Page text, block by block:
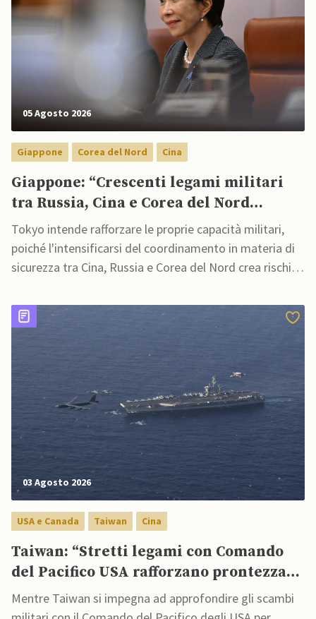
05 Agosto 2026
Giappone Corea del Nord Cina
Giappone: “Crescenti legami militari
tra Russia, Cina e Corea del Nord
minacciano sicurezza regionale”
Tokyo intende rafforzare le proprie capacità militari,
poiché l'intensificarsi del coordinamento in materia di
sicurezza tra Cina, Russia e Corea del Nord crea rischi
03 Agosto 2026
USA e Canada Taiwan Cina
Taiwan: “Stretti legami con Comando
del Pacifico USA rafforzano prontezza
difensiva”
Mentre Taiwan si impegna ad approfondire gli scambi